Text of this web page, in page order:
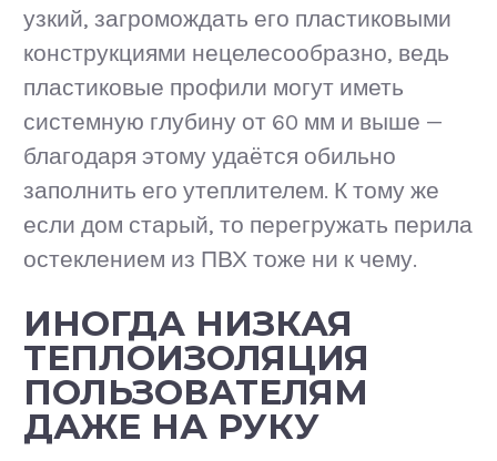
узкий, загромождать его пластиковыми
конструкциями нецелесообразно, ведь
пластиковые профили могут иметь
системную глубину от 60 мм и выше —
благодаря этому удаётся обильно
заполнить его утеплителем. К тому же
если дом старый, то перегружать перила
остеклением из ПВХ тоже ни к чему.
ИНОГДА НИЗКАЯ
ТЕПЛОИЗОЛЯЦИЯ
ПОЛЬЗОВАТЕЛЯМ
ДАЖЕ НА РУКУ